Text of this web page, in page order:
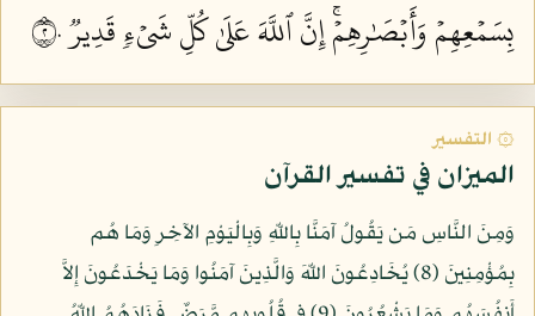
بِسَمۡعِهِمۡ وَأَبۡصَٰرِهِمۡۚ إِنَّ ٱللَّهَ عَلَىٰ كُلِّ شَيۡءٖ قَدِيرٞ ٢٠
۞ التفسير
الميزان في تفسير القرآن
وَمِنَ النَّاسِ مَن يَقُولُ آمَنَّا بِاللّهِ وَبِالْيَوْمِ الآخِرِ وَمَا هُم
بِمُؤْمِنِينَ (8) يُخَادِعُونَ اللّهَ وَالَّذِينَ آمَنُوا وَمَا يَخْدَعُونَ إِلاَّ